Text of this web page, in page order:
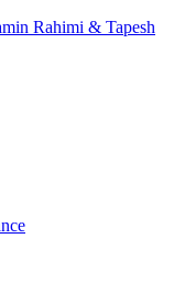
Rahimi & Tapesh